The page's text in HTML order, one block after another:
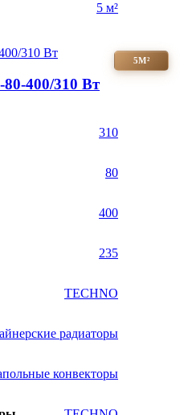
5 м²
5М²
400/310 Вт
310
80
400
235
TECHNO
радиаторы
конвекторы